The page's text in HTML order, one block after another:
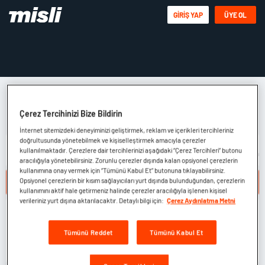
GIRIŞ YAP ÜYE OL
Futbol
813
Basketbol
15
E-Futbol
15
E-Basketbol
3
Tenis
63
Buz Hokeyi
11
Canlı Bahis
28 Canlı Maç
Hemen Oyna
At Yarışı YENİ Tümünü Gör
Müşterek Bahis
Hemen Oyna
Sabit İhtimalli
Hemen Oyna
Çerez Tercihinizi Bize Bildirin
İnternet sitemizdeki deneyiminizi geliştirmek, reklam ve içerikleri tercihleriniz
doğrultusunda yönetebilmek ve kişiselleştirmek amacıyla çerezler
kullanılmaktadır. Çerezlere dair tercihlerinizi aşağıdaki “Çerez Tercihleri” butonu
aracılığıyla yönetebilirsiniz. Zorunlu çerezler dışında kalan opsiyonel çerezlerin
kullanımına onay vermek için “Tümünü Kabul Et” butonuna tıklayabilirsiniz.
Opsiyonel çerezlerin bir kısım sağlayıcıları yurt dışında bulunduğundan, çerezlerin
kullanımını aktif hale getirmeniz halinde çerezler aracılığıyla işlenen kişisel
verileriniz yurt dışına aktarılacaktır. Detaylı bilgi için: Çerez Aydınlatma Metni
Tümünü Reddet Tümünü Kabul Et